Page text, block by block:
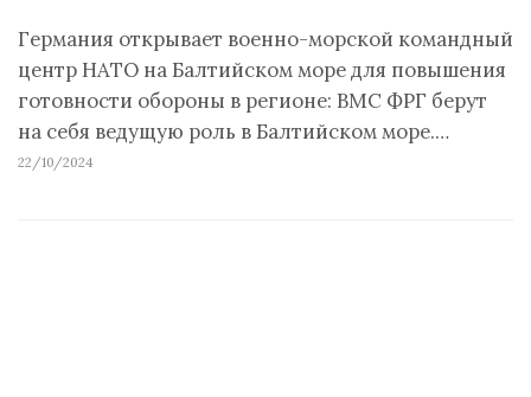
Германия открывает военно-морской командный
центр НАТО на Балтийском море для повышения
готовности обороны в регионе: ВМС ФРГ берут
на себя ведущую роль в Балтийском море.…
22/10/2024